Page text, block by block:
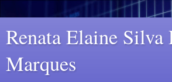
Renata Elaine
Marques